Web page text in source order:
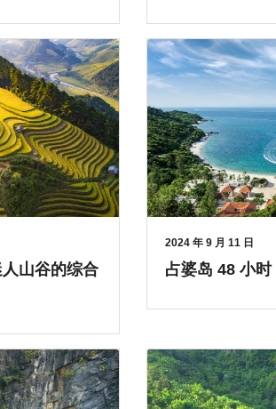
山谷的综合
2024 年 9 月 11 日
占婆岛 48 小时